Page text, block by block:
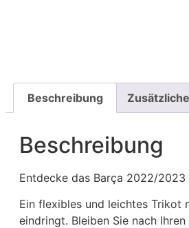
Beschreibung
Beschreibung
Entdecke das Barça 2022/
Ein flexibles und leichtes Trikot
eindringt. Bleiben Sie nach